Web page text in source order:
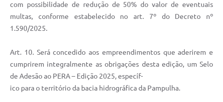
com possibilidade de redução de 50% do valor de eventuais
multas, conforme estabelecido no art. 7º do Decreto nº
1.590/2025.
Art. 10. Será concedido aos empreendimentos que aderirem e
cumprirem integralmente as obrigações desta edição, um Selo
de Adesão ao PERA – Edição 2025, específ-
ico para o território da bacia hidrográfica da Pampulha.